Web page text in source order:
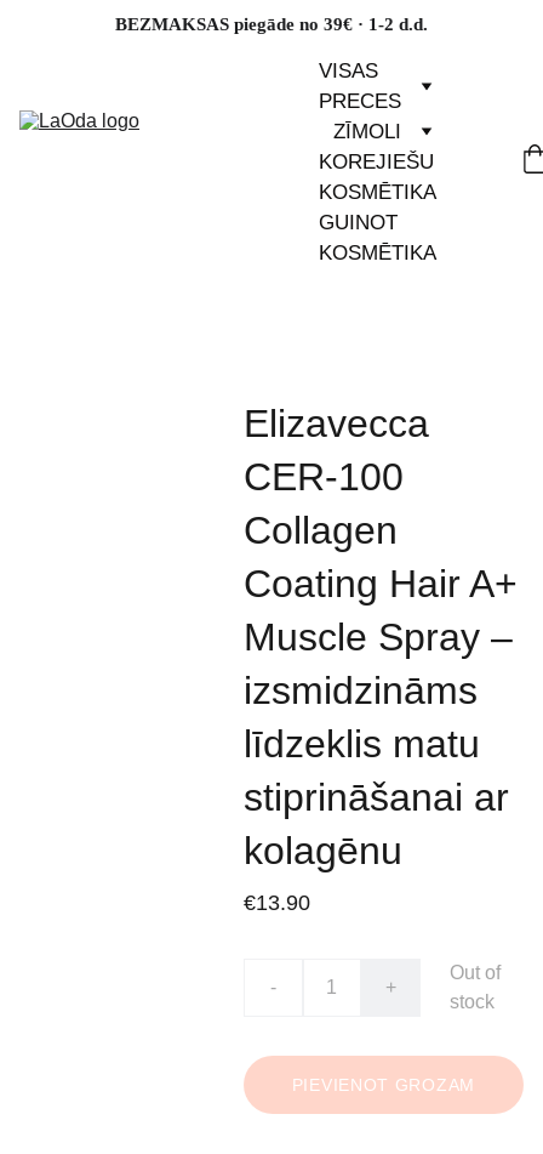
BEZMAKSAS piegāde no 39€ · 1-2 d.d.
VISAS
PRECES
ZĪMOLI
KOREJIEŠU
KOSMĒTIKA
GUINOT
KOSMĒTIKA
Elizavecca
CER-100
Collagen
Coating Hair A+
Muscle Spray –
izsmidzināms
līdzeklis matu
stiprināšanai ar
kolagēnu
€13.90
- +
Out of
stock
PIEVIENOT GROZAM